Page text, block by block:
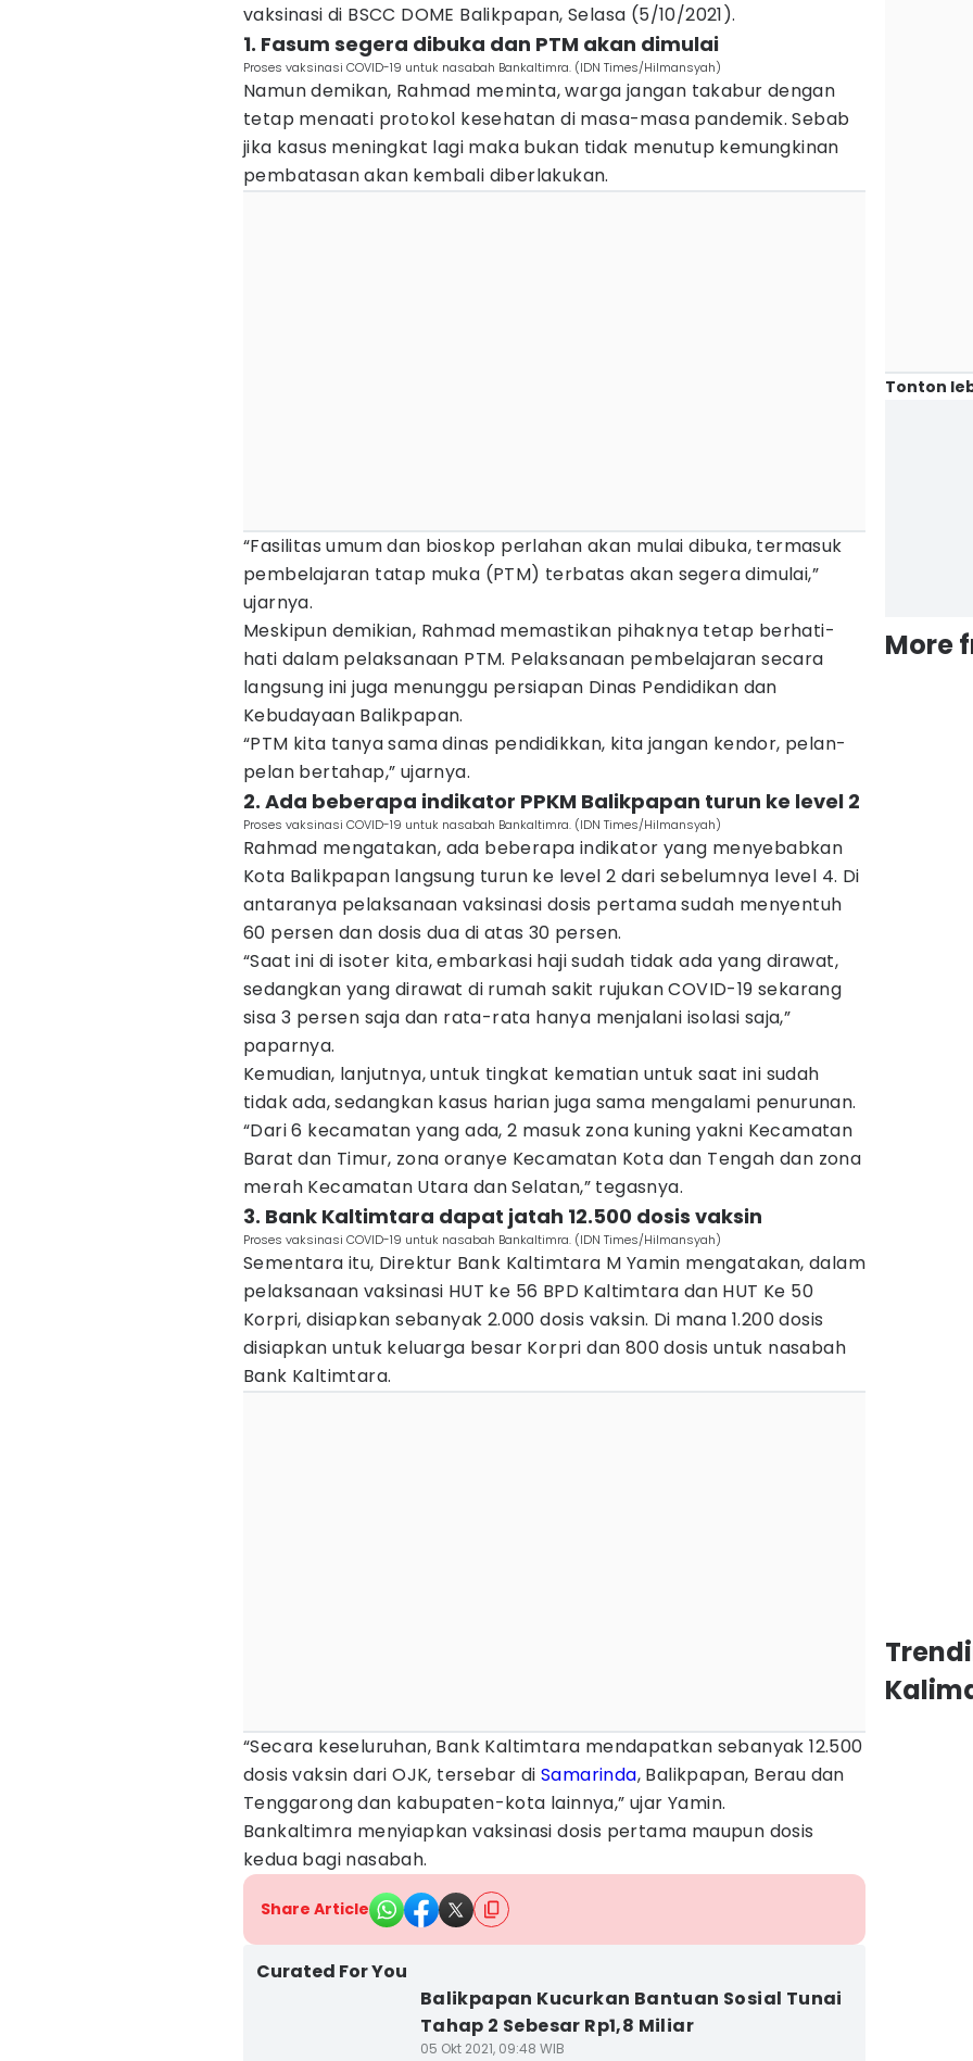
vaksinasi di BSCC DOME Balikpapan, Selasa (5/10/2021).
1. Fasum segera dibuka dan PTM akan dimulai
Proses vaksinasi COVID-19 untuk nasabah Bankaltimra. (IDN Times/Hilmansyah)
Namun demikan, Rahmad meminta, warga jangan takabur dengan
tetap menaati protokol kesehatan di masa-masa pandemik. Sebab
jika kasus meningkat lagi maka bukan tidak menutup kemungkinan
pembatasan akan kembali diberlakukan.
“Fasilitas umum dan bioskop perlahan akan mulai dibuka, termasuk
pembelajaran tatap muka (PTM) terbatas akan segera dimulai,”
ujarnya.
Meskipun demikian, Rahmad memastikan pihaknya tetap berhati-
hati dalam pelaksanaan PTM. Pelaksanaan pembelajaran secara
langsung ini juga menunggu persiapan Dinas Pendidikan dan
Kebudayaan Balikpapan.
“PTM kita tanya sama dinas pendidikkan, kita jangan kendor, pelan-
pelan bertahap,” ujarnya.
2. Ada beberapa indikator PPKM Balikpapan turun ke level 2
Proses vaksinasi COVID-19 untuk nasabah Bankaltimra. (IDN Times/Hilmansyah)
Rahmad mengatakan, ada beberapa indikator yang menyebabkan
Kota Balikpapan langsung turun ke level 2 dari sebelumnya level 4. Di
antaranya pelaksanaan vaksinasi dosis pertama sudah menyentuh
60 persen dan dosis dua di atas 30 persen.
“Saat ini di isoter kita, embarkasi haji sudah tidak ada yang dirawat,
sedangkan yang dirawat di rumah sakit rujukan COVID-19 sekarang
sisa 3 persen saja dan rata-rata hanya menjalani isolasi saja,”
paparnya.
Kemudian, lanjutnya, untuk tingkat kematian untuk saat ini sudah
tidak ada, sedangkan kasus harian juga sama mengalami penurunan.
“Dari 6 kecamatan yang ada, 2 masuk zona kuning yakni Kecamatan
Barat dan Timur, zona oranye Kecamatan Kota dan Tengah dan zona
merah Kecamatan Utara dan Selatan,” tegasnya.
3. Bank Kaltimtara dapat jatah 12.500 dosis vaksin
Proses vaksinasi COVID-19 untuk nasabah Bankaltimra. (IDN Times/Hilmansyah)
Sementara itu, Direktur Bank Kaltimtara M Yamin mengatakan, dalam
pelaksanaan vaksinasi HUT ke 56 BPD Kaltimtara dan HUT Ke 50
Korpri, disiapkan sebanyak 2.000 dosis vaksin. Di mana 1.200 dosis
disiapkan untuk keluarga besar Korpri dan 800 dosis untuk nasabah
Bank Kaltimtara.
“Secara keseluruhan, Bank Kaltimtara mendapatkan sebanyak 12.500
dosis vaksin dari OJK, tersebar di Samarinda, Balikpapan, Berau dan
Tenggarong dan kabupaten-kota lainnya,” ujar Yamin.
Bankaltimra menyiapkan vaksinasi dosis pertama maupun dosis
kedua bagi nasabah.
Share Article
Curated For You
Balikpapan Kucurkan Bantuan Sosial Tunai
Tahap 2 Sebesar Rp1,8 Miliar
05 Okt 2021, 09:48 WIB
Tonton
More